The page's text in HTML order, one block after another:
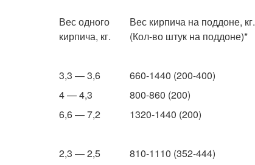
Вес одного
кирпича, кг.
Вес кирпича на поддоне, кг.
(Кол-во штук на поддоне)*
3,3 — 3,6 660-1440 (200-400)
4 — 4,3 800-860 (200)
6,6 — 7,2 1320-1440 (200)
2,3 — 2,5 810-1110 (352-444)